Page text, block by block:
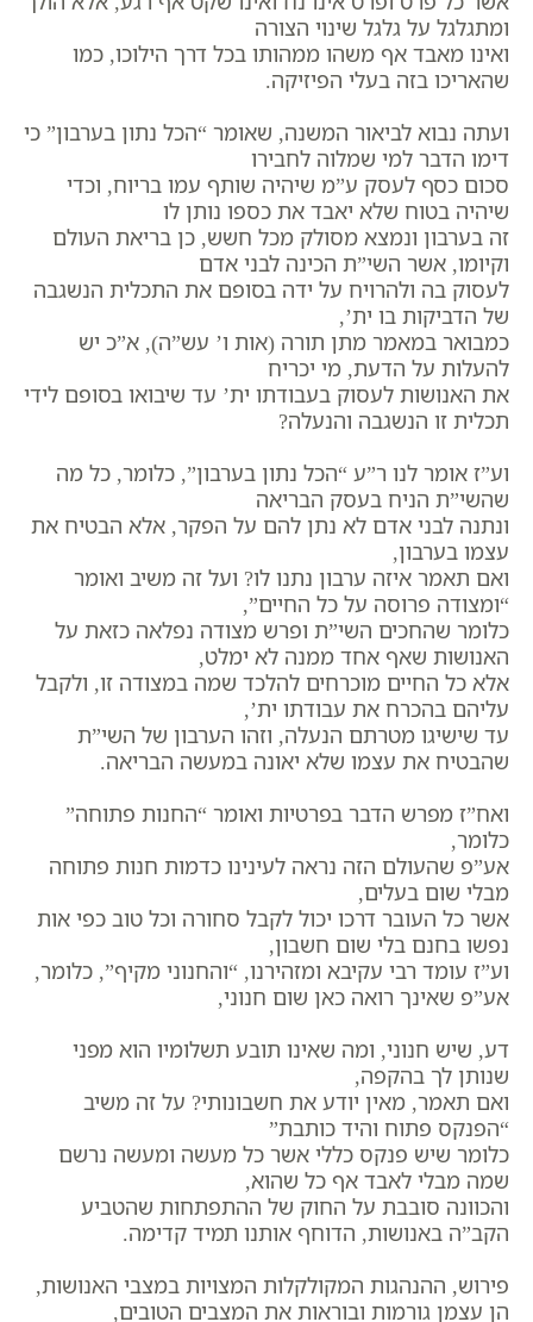
ומתגלגל על גלגל שינוי הצורה
ואינו מאבד אף משהו ממהותו בכל דרך הילוכו, כמו
שהאריכו בזה בעלי הפיזיקה.
ועתה נבוא לביאור המשנה, שאומר “הכל נתון בערבון” כי
דימו הדבר למי שמלוה לחבירו
סכום כסף לעסק ע”מ שיהיה שותף עמו בריוח, וכדי
שיהיה בטוח שלא יאבד את כספו נותן לו
זה בערבון ונמצא מסולק מכל חשש, כן בריאת העולם
וקיומו, אשר השי”ת הכינה לבני אדם
לעסוק בה ולהרויח על ידה בסופם את התכלית הנשגבה
של הדביקות בו ית’,
כמבואר במאמר מתן תורה (אות ו’ עש”ה), א”כ יש
להעלות על הדעת, מי יכריח
את האנושות לעסוק בעבודתו ית’ עד שיבואו בסופם לידי
תכלית זו הנשגבה והנעלה?
וע”ז אומר לנו ר”ע “הכל נתון בערבון”, כלומר, כל מה
שהשי”ת הניח בעסק הבריאה
ונתנה לבני אדם לא נתן להם על הפקר, אלא הבטיח את
עצמו בערבון,
ואם תאמר איזה ערבון נתנו לו? ועל זה משיב ואומר
“ומצודה פרוסה על כל החיים”,
כלומר שהחכים השי”ת ופרש מצודה נפלאה כזאת על
האנושות שאף אחד ממנה לא ימלט,
אלא כל החיים מוכרחים להלכד שמה במצודה זו, ולקבל
עליהם בהכרח את עבודתו ית’,
עד שישיגו מטרתם הנעלה, וזהו הערבון של השי”ת
שהבטיח את עצמו שלא יאונה במעשה הבריאה.
ואח”ז מפרש הדבר בפרטיות ואומר “החנות פתוחה”
כלומר,
אע”פ שהעולם הזה נראה לעינינו כדמות חנות פתוחה
מבלי שום בעלים,
אשר כל העובר דרכו יכול לקבל סחורה וכל טוב כפי אות
נפשו בחנם בלי שום חשבון,
וע”ז עומד רבי עקיבא ומזהירנו, “והחנוני מקיף”, כלומר,
אע”פ שאינך רואה כאן שום חנוני,
דע, שיש חנוני, ומה שאינו תובע תשלומיו הוא מפני
שנותן לך בהקפה,
ואם תאמר, מאין יודע את חשבונותי? על זה משיב
“הפנקס פתוח והיד כותבת”
כלומר שיש פנקס כללי אשר כל מעשה ומעשה נרשם
שמה מבלי לאבד אף כל שהוא,
והכוונה סובבת על החוק של ההתפתחות שהטביע
הקב”ה באנושות, הדוחף אותנו תמיד קדימה.
פירוש, ההנהגות המקולקלות המצויות במצבי האנושות,
הן עצמן גורמות ובוראות את המצבים הטובים,